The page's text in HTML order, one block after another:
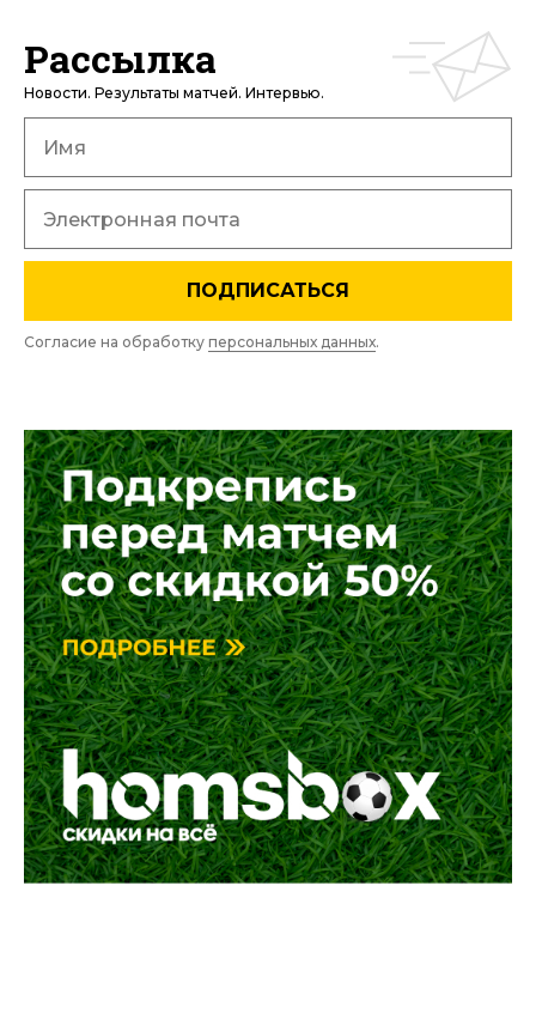
Рассылка
Новости. Результаты матчей. Интервью.
ПОДПИСАТЬСЯ
Согласие на обработку персональных данных.